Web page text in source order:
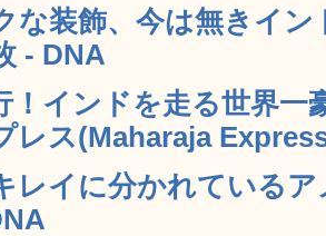
な装飾、今は無きイン
- DNA
！インドを走る世界一
レス(Maharaja
レイに分かれている